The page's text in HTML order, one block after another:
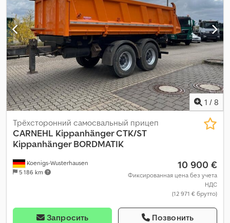
1 / 8
Koenigs-Wusterhausen
5 186 km
Трёхсторонний самосвальный прицеп
CARNEHL Kippanhänger CTK/ST
Kippanhänger BORDMATIK
10 900 €
Фиксированная цена без учета
НДС
(12 971 € брутто)
Запросить Позвонить